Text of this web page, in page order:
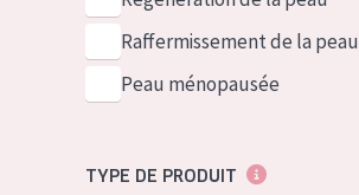
Raffermissement de la peau
Peau ménopausée
TYPE DE PRODUIT